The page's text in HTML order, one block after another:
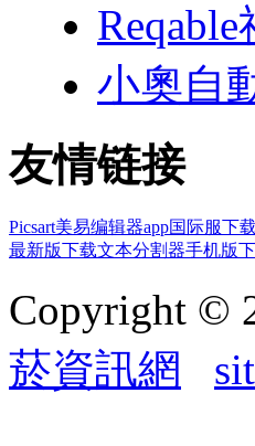
小奧自
友情链接
Picsart美易编辑器app国际服下载
最新版下载文本分割器手机版
Copyright ©
菸資訊網